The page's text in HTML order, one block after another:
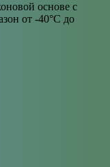
основе с
от -40°С до